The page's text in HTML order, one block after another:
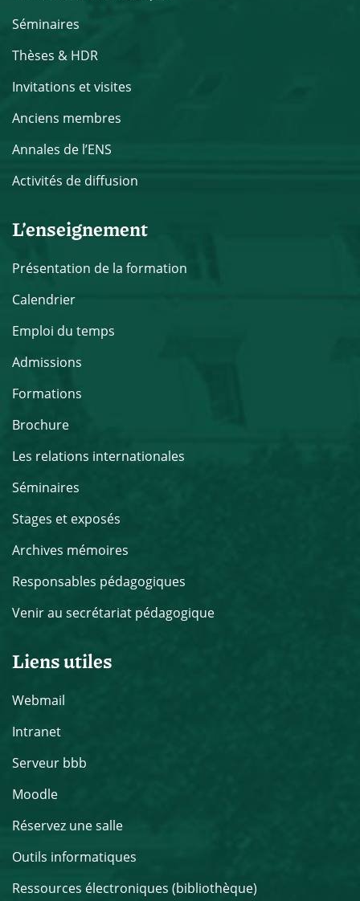
Séminaires
Thèses & HDR
Invitations et visites
Anciens membres
Annales de l’ENS
Activités de diffusion
L’enseignement
Présentation de la formation
Calendrier
Emploi du temps
Admissions
Formations
Brochure
Les relations internationales
Séminaires
Stages et exposés
Archives mémoires
Responsables pédagogiques
Venir au secrétariat pédagogique
Liens utiles
Webmail
Intranet
Serveur bbb
Moodle
Réservez une salle
Outils informatiques
Ressources électroniques (bibliothèque)